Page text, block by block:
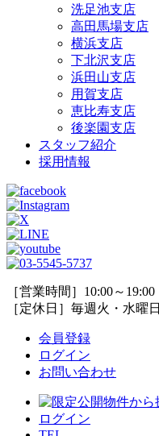
洗足池支店
高田馬場支店
横浜支店
下北沢支店
浜田山支店
用賀支店
恵比寿支店
後楽園支店
スタッフ紹介
採用情報
［営業時間］10:00～19:00
［定休日］毎週火・水曜日
会員登録
ログイン
お問い合わせ
ログイン